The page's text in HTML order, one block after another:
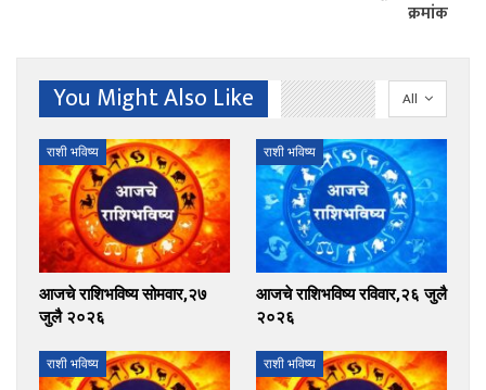
क्रमांक
All
You Might Also Like
राशी भविष्य
आजचे राशिभविष्य सोमवार,२७
जुलै २०२६
राशी भविष्य
आजचे राशिभविष्य रविवार,२६ जुलै
२०२६
राशी भविष्य राशी भविष्य